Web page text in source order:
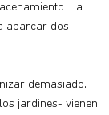
La
aparcar dos
demasiado,
jardines- vienen